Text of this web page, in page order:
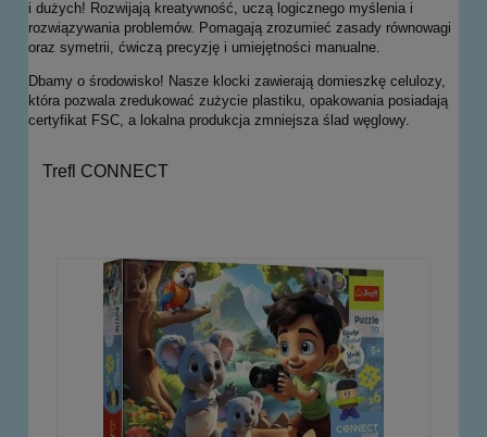
i dużych! Rozwijają kreatywność, uczą logicznego myślenia i
rozwiązywania problemów. Pomagają zrozumieć zasady równowagi
oraz symetrii, ćwiczą precyzję i umiejętności manualne.
Dbamy o środowisko! Nasze klocki zawierają domieszkę celulozy,
która pozwala zredukować zużycie plastiku, opakowania posiadają
certyfikat FSC, a lokalna produkcja zmniejsza ślad węglowy.
Trefl CONNECT